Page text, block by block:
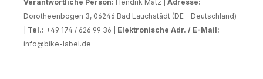
Verantwortliche Person: Hendrik Matz | Adresse:
Dorotheenbogen 3, 06246 Bad Lauchstädt (DE - Deutschland)
Tel.: +49 174 / 626 99 36 | Elektronische Adr. / E-Mail:
info@bike-label.de